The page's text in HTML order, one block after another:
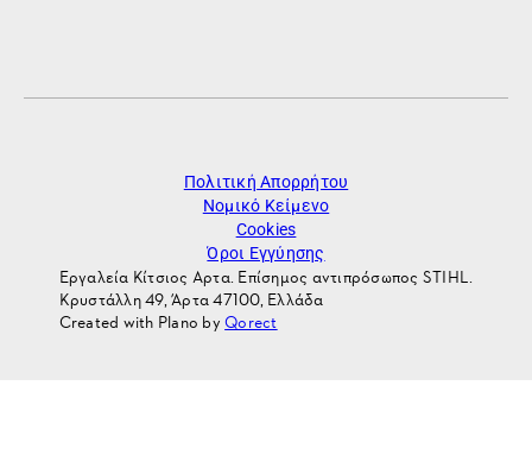
Πολιτική Απορρήτου
Νομικό Κείμενο
Cookies
Όροι Εγγύησης
Εργαλεία Κίτσιος Αρτα. Επίσημος αντιπρόσωπος STIHL.
Κρυστάλλη 49, Άρτα 47100, Ελλάδα
Created with Plano byQorect